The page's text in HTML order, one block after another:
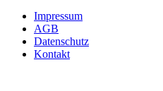
Impressum
AGB
Datenschutz
Kontakt